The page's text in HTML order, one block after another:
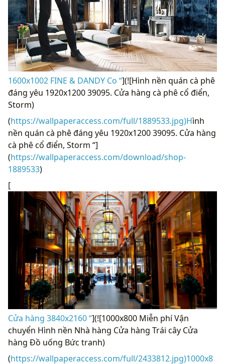
1600x1002 FINE & DANDY Co “](![Hình nền quán cà phê
đáng yêu 1920x1200 39095. Cửa hàng cà phê cổ điển,
Storm)
(https://wallpaperaccess.com/full/1889533.jpg)Hình
nền quán cà phê đáng yêu 1920x1200 39095. Cửa hàng
cà phê cổ điển, Storm “]
(https://wallpaperaccess.com/download/shop-
1889533)
[
Cửa hàng 3840x2160 “](![1000x800 Miễn phí Vận
chuyển Hình nền Nhà hàng Cửa hàng Trái cây Cửa
hàng Đồ uống Bức tranh)
(https://wallpaperaccess.com/full/2433812.jpg)1000x8